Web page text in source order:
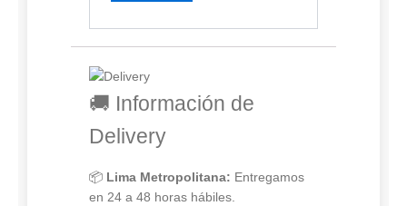
🚚 Información de
Delivery
📦 Lima Metropolitana: Entregamos
en 24 a 48 horas hábiles.